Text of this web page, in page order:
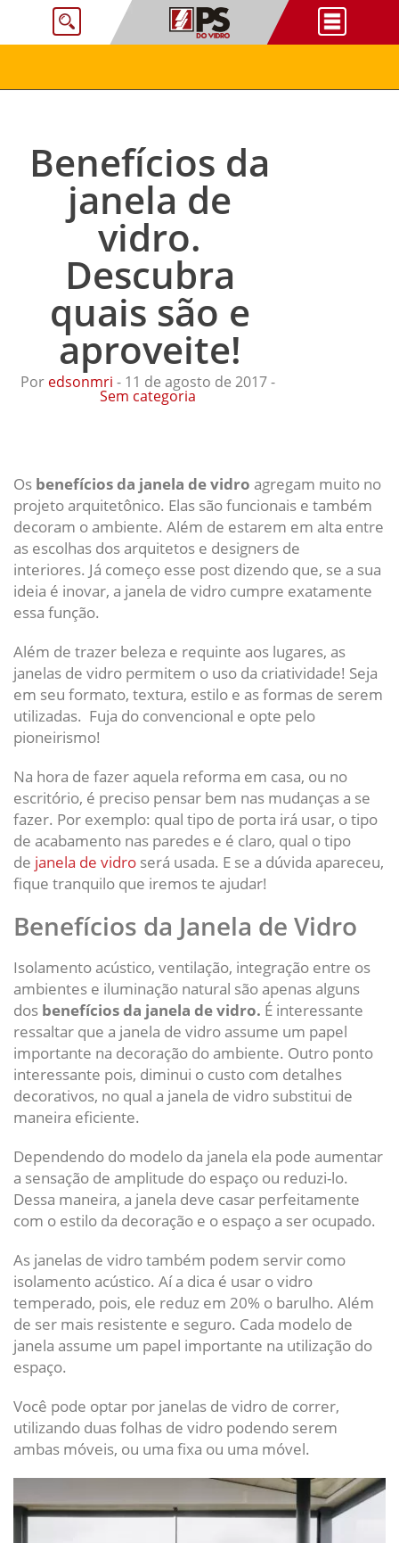
Benefícios da
janela de
vidro.
Descubra
quais são e
aproveite!
Por edsonmri - 11 de agosto de 2017 -
Sem categoria
Os benefícios da janela de vidro agregam muito no
projeto arquitetônico. Elas são funcionais e também
decoram o ambiente. Além de estarem em alta entre
as escolhas dos arquitetos e designers de
interiores. Já começo esse post dizendo que, se a sua
ideia é inovar, a janela de vidro cumpre exatamente
essa função.
Além de trazer beleza e requinte aos lugares, as
janelas de vidro permitem o uso da criatividade! Seja
em seu formato, textura, estilo e as formas de serem
utilizadas. Fuja do convencional e opte pelo
pioneirismo!
Na hora de fazer aquela reforma em casa, ou no
escritório, é preciso pensar bem nas mudanças a se
fazer. Por exemplo: qual tipo de porta irá usar, o tipo
de acabamento nas paredes e é claro, qual o tipo
de janela de vidro será usada. E se a dúvida apareceu,
fique tranquilo que iremos te ajudar!
Benefícios da Janela de Vidro
Isolamento acústico, ventilação, integração entre os
ambientes e iluminação natural são apenas alguns
dos benefícios da janela de vidro. É interessante
ressaltar que a janela de vidro assume um papel
importante na decoração do ambiente. Outro ponto
interessante pois, diminui o custo com detalhes
decorativos, no qual a janela de vidro substitui de
maneira eficiente.
Dependendo do modelo da janela ela pode aumentar
a sensação de amplitude do espaço ou reduzi-lo.
Dessa maneira, a janela deve casar perfeitamente
com o estilo da decoração e o espaço a ser ocupado.
As janelas de vidro também podem servir como
isolamento acústico. Aí a dica é usar o vidro
temperado, pois, ele reduz em 20% o barulho. Além
de ser mais resistente e seguro. Cada modelo de
janela assume um papel importante na utilização do
espaço.
Você pode optar por janelas de vidro de correr,
utilizando duas folhas de vidro podendo serem
ambas móveis, ou uma fixa ou uma móvel.